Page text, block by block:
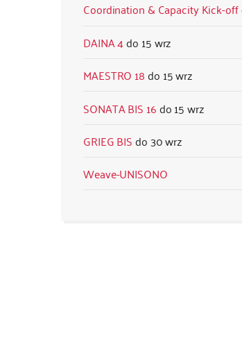
Coordination & Capacity Kick-off
DAINA 4
15 wrz
MAESTRO 18
15 wrz
SONATA BIS 16
15 wrz
GRIEG BIS
30 wrz
Weave-UNISONO